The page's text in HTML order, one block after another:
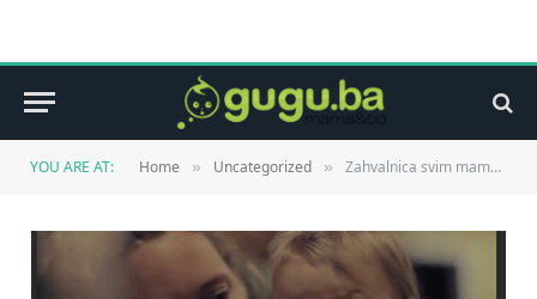
YOU ARE AT: Home » Uncategorized » Zahvalnica svim mamama svijeta (VIDEO)